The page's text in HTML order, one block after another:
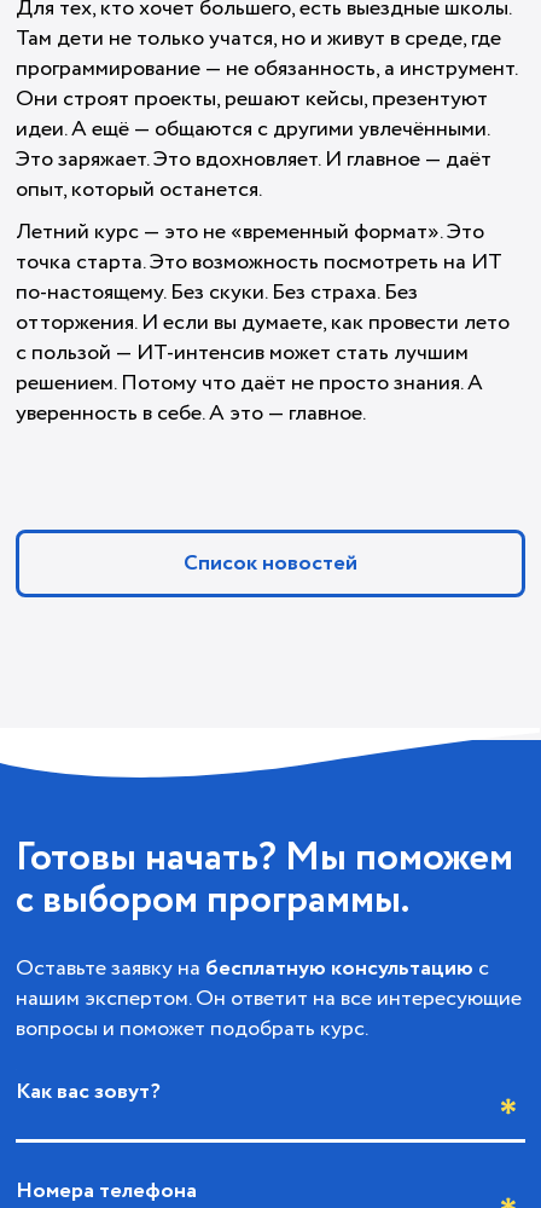
Для тех, кто хочет большего, есть выездные школы.
Там дети не только учатся, но и живут в среде, где
программирование — не обязанность, а инструмент.
Они строят проекты, решают кейсы, презентуют
идеи. А ещё — общаются с другими увлечёнными.
Это заряжает. Это вдохновляет. И главное — даёт
опыт, который останется.
Летний курс — это не «временный формат». Это
точка старта. Это возможность посмотреть на ИТ
по-настоящему. Без скуки. Без страха. Без
отторжения. И если вы думаете, как провести лето
с пользой — ИТ-интенсив может стать лучшим
решением. Потому что даёт не просто знания. А
уверенность в себе. А это — главное.
Список новостей
Готовы начать? Мы поможем
с выбором программы.
Оставьте заявку на бесплатную консультацию с
нашим экспертом. Он ответит на все интересующие
вопросы и поможет подобрать курс.
Как вас зовут?
Номера телефона